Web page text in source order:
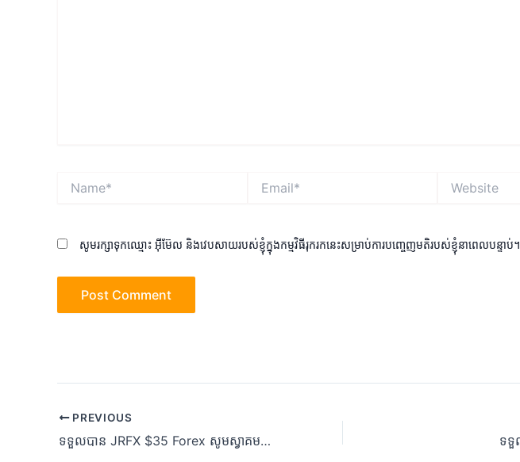
សូមរក្សាទុកឈ្មោះ អ៊ីម៊ែល និងវេបសាយរបស់ខ្ញុំក្នុងកម្មវិធីរុករកនេះសម្រាប់ការបញ្ចេញមតិរបស់ខ្ញុំនាពេលបន្ទាប់។
Post
navigation
PREVIOUS
ទទួលបាន JRFX $35 Forex សូមស្វាគមន៍ គ្មានប្រាក់រង្វាន់ដាក់ប្រាក់